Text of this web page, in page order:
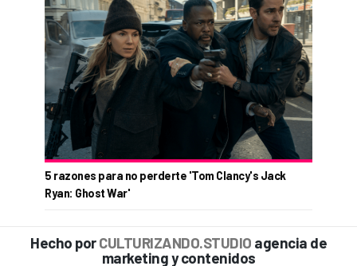
5 razones para no perderte 'Tom Clancy's Jack
Ryan: Ghost War'
Hecho porCULTURIZANDO.STUDIO agencia de
marketing y contenidos